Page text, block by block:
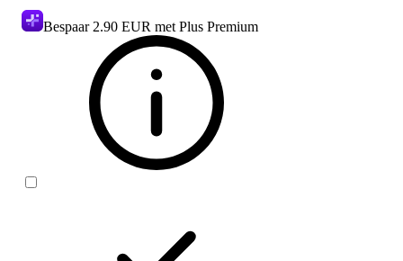
Bespaar 2.90 EUR met Plus Premium